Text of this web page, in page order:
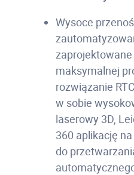
Wysoce
maksymalnej
rozwiązanie
w sobie
laserowy 3D,
360 aplikację
do